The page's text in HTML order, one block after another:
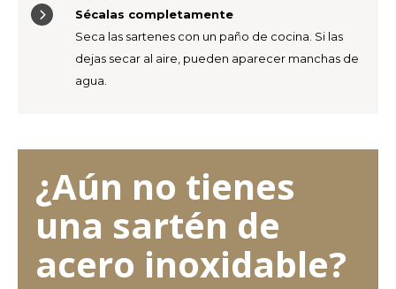
Sécalas completamente
Seca las sartenes con un paño de cocina. Si las
dejas secar al aire, pueden aparecer manchas de
agua.
¿Aún no tienes
una sartén de
acero inoxidable?